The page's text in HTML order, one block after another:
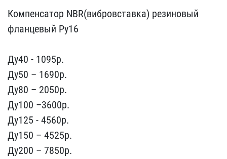
Компенсатор NBR(вибр​овставка) резиновый
флан​цевый Ру16
Ду40 - 1095р​.
Ду50 – 1690p.
Ду80 – 2​050p.
Ду100 –3600p.
Ду12​5 - 4560р.
Ду150 – 4525p​.
Ду200 – 7850p.